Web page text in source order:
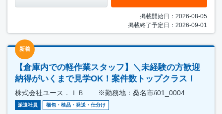
掲載開始日：2026-08-05
掲載終了予定日：2026-09-01
新着
【倉庫内での軽作業スタッフ】＼未経験の方歓迎
納得がいくまで見学OK！案件数トップクラス！
株式会社ユース．ＩＢ ※勤務地：桑名市/i01_0004
派遣社員 梱包・検品・発送・仕分け